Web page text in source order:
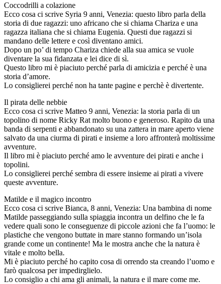
Coccodrilli a colazione
Ecco cosa ci scrive Syria 9 anni, Venezia: questo libro parla della
storia di due ragazzi: uno africano che si chiama Chariza e una
ragazza italiana che si chiama Eugenia. Questi due ragazzi si
mandano delle lettere e così diventano amici.
Dopo un po’ di tempo Chariza chiede alla sua amica se vuole
diventare la sua fidanzata e lei dice di sì.
Questo libro mi è piaciuto perché parla di amicizia e perché è una
storia d’amore.
Lo consiglierei perché non ha tante pagine e perchè è divertente.
Il pirata delle nebbie
Ecco cosa ci scrive Matteo 9 anni, Venezia: la storia parla di un
topolino di nome Ricky Rat molto buono e generoso. Rapito da una
banda di serpenti e abbandonato su una zattera in mare aperto viene
salvato da una ciurma di pirati e insieme a loro affronterà moltissime
avventure.
Il libro mi è piaciuto perché amo le avventure dei pirati e anche i
topolini.
Lo consiglierei perché sembra di essere insieme ai pirati a vivere
queste avventure.
Matilde e il magico incontro
Ecco cosa ci scrive Bianca, 8 anni, Venezia: Una bambina di nome
Matilde passeggiando sulla spiaggia incontra un delfino che le fa
vedere quali sono le conseguenze di piccole azioni che fa l’uomo: le
plastiche che vengono buttate in mare stanno formando un’isola
grande come un continente! Ma le mostra anche che la natura è
vitale e molto bella.
Mi è piaciuto perché ho capito cosa di orrendo sta creando l’uomo e
farò qualcosa per impedirglielo.
Lo consiglio a chi ama gli animali, la natura e il mare come me.